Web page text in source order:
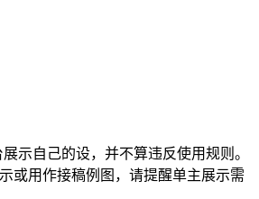
示自己的设，并不算违反使用规则。
或用作接稿例图，请提醒单主展示需